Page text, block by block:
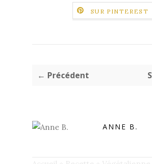
SUR PINTEREST
← Précédent
ANNE B.